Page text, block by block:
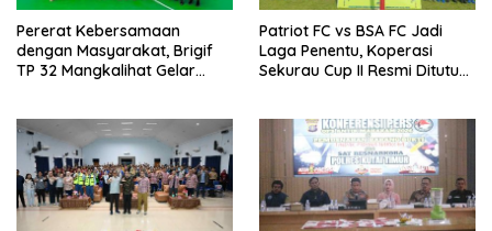
Pererat Kebersamaan
dengan Masyarakat, Brigif
TP 32 Mangkalihat Gelar
Patriot FC vs BSA FC Jadi
Laga Penentu, Koperasi
Sekurau Cup II Resmi Ditutup